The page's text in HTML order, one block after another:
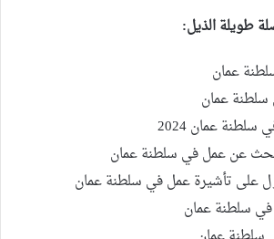
طويلة الذيل:
عمان
سلطنة عمان
عمان 2024
عن عمل في سلطنة عمان
على تأشيرة عمل في سلطنة عمان
في سلطنة عمان